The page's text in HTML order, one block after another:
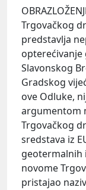
Trgovačkog
predstavlja
Slavonskog
Gradskog
ove Odluke,
argumentom
Trgovačkog
sredstava iz
geotermalnih
novome
pristajao